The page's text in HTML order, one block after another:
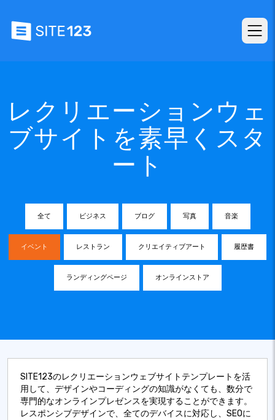
レクリエーションウェ
ブサイトを素早くスタ
ート
全て ビジネス ブログ 写真 音楽
イベント レストラン クリエイティブアート 履歴書
ランディングページ オンラインストア
SITE123のレクリエーションウェブサイトテンプレートを活
用して、デザインやコーディングの知識がなくても、数分で
専門的なオンラインプレゼンスを実現することができます。
レスポンシブデザインで、全てのデバイスに対応し、SEOに